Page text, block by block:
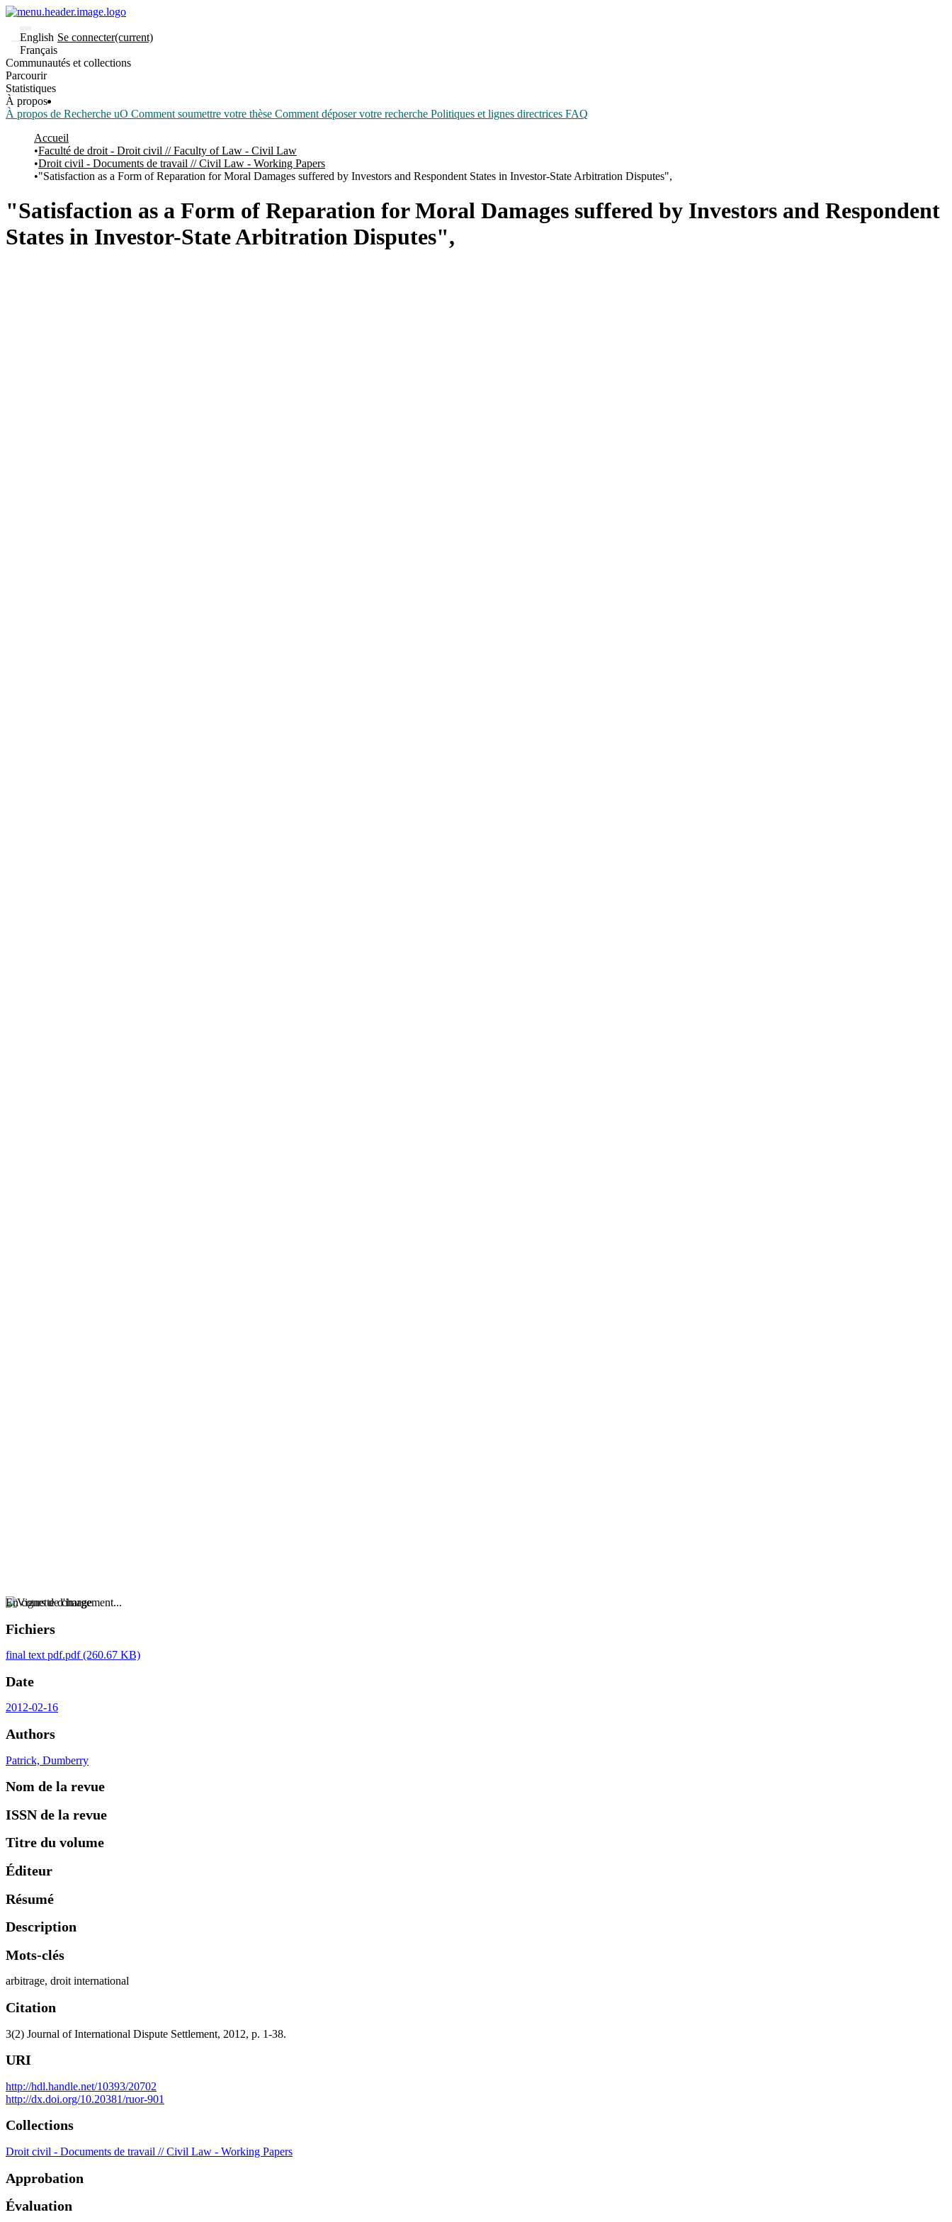
English
Français
Se connecter(current)
Communautés et collections
Parcourir
Statistiques
À propos
À propos de Recherche uO Comment soumettre votre thèse Comment déposer votre recherche Politiques et lignes directrices FAQ
Accueil
Faculté de droit - Droit civil // Faculty of Law - Civil Law
Droit civil - Documents de travail // Civil Law - Working Papers
"Satisfaction as a Form of Reparation for Moral Damages suffered by Investors and Respondent States in Investor-State Arbitration Disputes",
"Satisfaction as a Form of Reparation for Moral Damages suffered by Investors and Respondent
States in Investor-State Arbitration Disputes",
En cours de chargement...
Fichiers
final text pdf.pdf(260.67 KB)
Date
2012-02-16
Authors
Patrick, Dumberry
Nom de la revue
ISSN de la revue
Titre du volume
Éditeur
Résumé
Description
Mots-clés
arbitrage, droit international
Citation
3(2) Journal of International Dispute Settlement, 2012, p. 1-38.
URI
http://hdl.handle.net/10393/20702
http://dx.doi.org/10.20381/ruor-901
Collections
Droit civil - Documents de travail // Civil Law - Working Papers
Approbation
Évaluation